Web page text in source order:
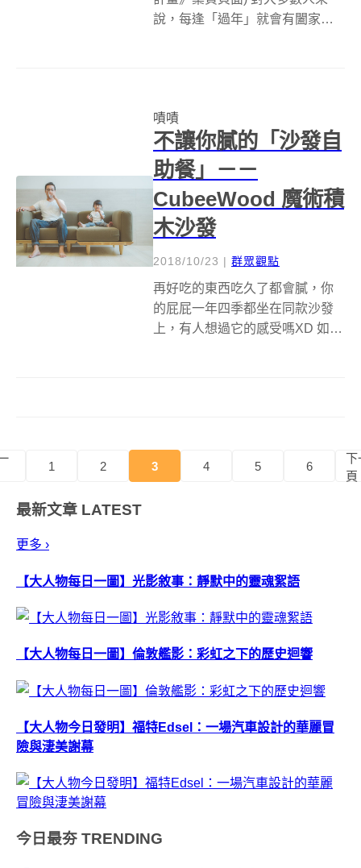
說，每逢「過年」就會有闔家團
專注工作的職人們，還有，必須
留在醫院接受治...
嘖嘖
不讓你膩的「沙發自
助餐」－－
CubeeWood 魔術積
木沙發
2018/10/23 | 群眾觀點
再好吃的東西吃久了都會膩，你
的屁屁一年四季都坐在同款沙發
上，有人想過它的感受嗎XD 如果
座、...
1 2 3 4 5 6
下
頁
最新文章 LATEST
更多 ›
【大人物每日一圖】光影敘事：靜默中的靈魂絮語
【大人物每日一圖】倫敦艦影：彩虹之下的歷史迴響
【大人物今日發明】福特Edsel：一場汽車設計的華麗冒
險與淒美謝幕
今日最夯 TRENDING